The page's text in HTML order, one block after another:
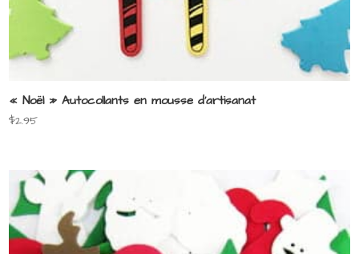
« Noël » Autocollants en mousse d’artisanat
$2.95